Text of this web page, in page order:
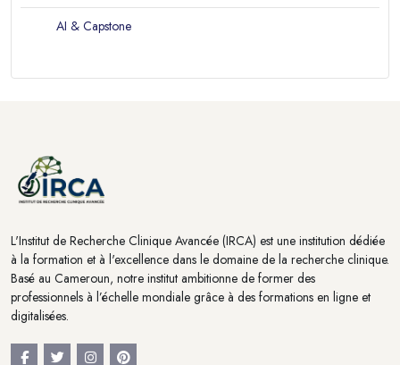
AI & Capstone
L'Institut de Recherche Clinique Avancée (IRCA) est une institution dédiée
à la formation et à l'excellence dans le domaine de la recherche clinique.
Basé au Cameroun, notre institut ambitionne de former des
professionnels à l’échelle mondiale grâce à des formations en ligne et
digitalisées.